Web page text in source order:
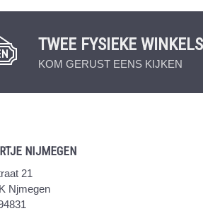
TWEE FYSIEKE WINKELS
KOM GERUST EENS KIJKEN
NIJMEGEN
21
Njmegen